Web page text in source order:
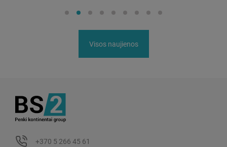
Visos naujienos
+370 5 266 45 61